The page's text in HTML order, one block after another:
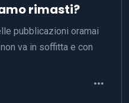
rimasti?
pubblicazioni oramai
va in soffitta e con